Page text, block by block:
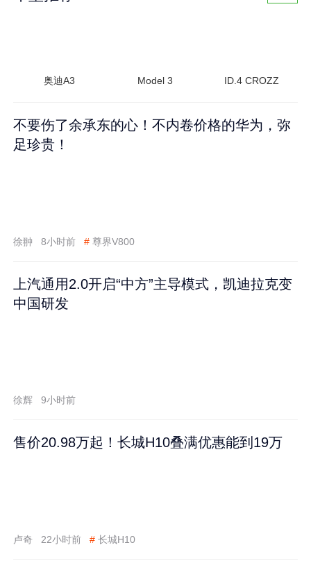
奥迪A3 Model 3 ID.4 CROZZ
不要伤了余承东的心！不内卷价格的华为，弥
足珍贵！
徐翀 8小时前 # 尊界V800
上汽通用2.0开启“中方”主导模式，凯迪拉克变
中国研发
徐辉 9小时前
售价20.98万起！长城H10叠满优惠能到19万
卢奇 22小时前 # 长城H10